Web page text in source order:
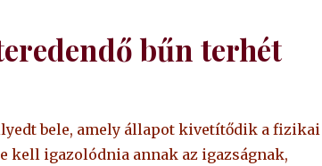
bűn terhét
bele, amely állapot kivetítődik a fizikai
kell igazolódnia annak az igazságnak,